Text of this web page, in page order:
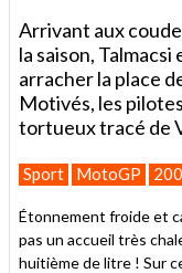
Arrivant aux
la saison,
arracher la place
Motivés, les
tortueux tracé de
Sport MotoGP
Étonnement froide et
pas un accueil très
huitième de litre ! Sur